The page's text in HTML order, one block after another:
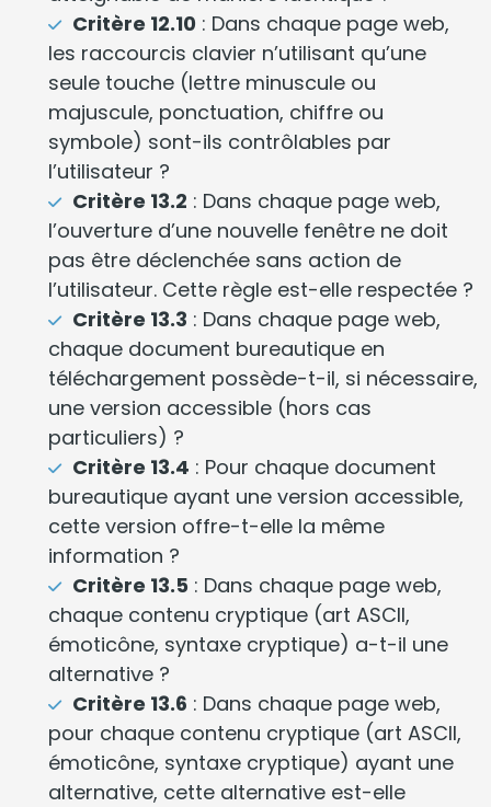
Critère 12.10 : Dans chaque page web,
les raccourcis clavier n’utilisant qu’une
seule touche (lettre minuscule ou
majuscule, ponctuation, chiffre ou
symbole) sont-ils contrôlables par
l’utilisateur ?
Critère 13.2 : Dans chaque page web,
l’ouverture d’une nouvelle fenêtre ne doit
pas être déclenchée sans action de
l’utilisateur. Cette règle est-elle respectée ?
Critère 13.3 : Dans chaque page web,
chaque document bureautique en
téléchargement possède-t-il, si nécessaire,
une version accessible (hors cas
particuliers) ?
Critère 13.4 : Pour chaque document
bureautique ayant une version accessible,
cette version offre-t-elle la même
information ?
Critère 13.5 : Dans chaque page web,
chaque contenu cryptique (art ASCII,
émoticône, syntaxe cryptique) a-t-il une
alternative ?
Critère 13.6 : Dans chaque page web,
pour chaque contenu cryptique (art ASCII,
émoticône, syntaxe cryptique) ayant une
alternative, cette alternative est-elle